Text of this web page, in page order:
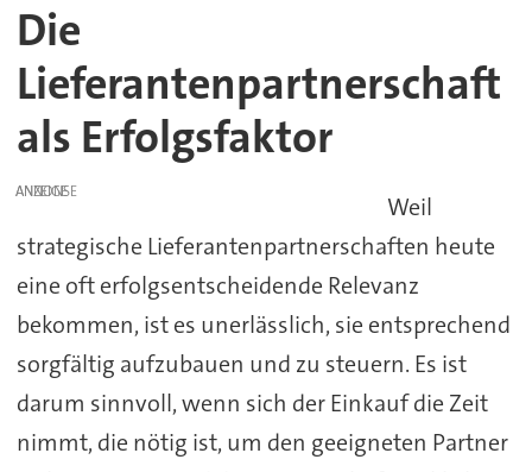
Die
Lieferantenpartnerschaft
als Erfolgsfaktor
ANZEIGE
Weil
strategische Lieferantenpartnerschaften heute
eine oft erfolgsentscheidende Relevanz
bekommen, ist es unerlässlich, sie entsprechend
sorgfältig aufzubauen und zu steuern. Es ist
darum sinnvoll, wenn sich der Einkauf die Zeit
nimmt, die nötig ist, um den geeigneten Partner